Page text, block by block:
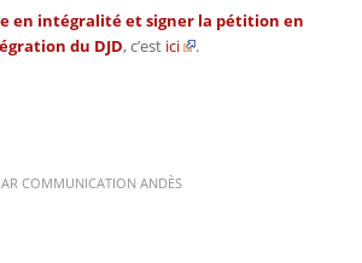
en intégralité et signer la pétition en
du DJD, c’est ici .
COMMUNICATION ANDÈS